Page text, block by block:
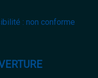
: non conforme